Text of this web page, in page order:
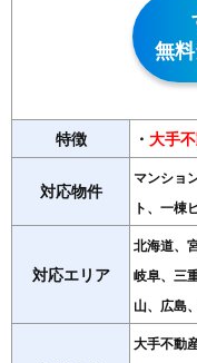
無
特徴 ・ 大手
対応物件
マンショ
ト、一棟
対応エリア
北海道、
岐阜、三
山、広島
大手不動